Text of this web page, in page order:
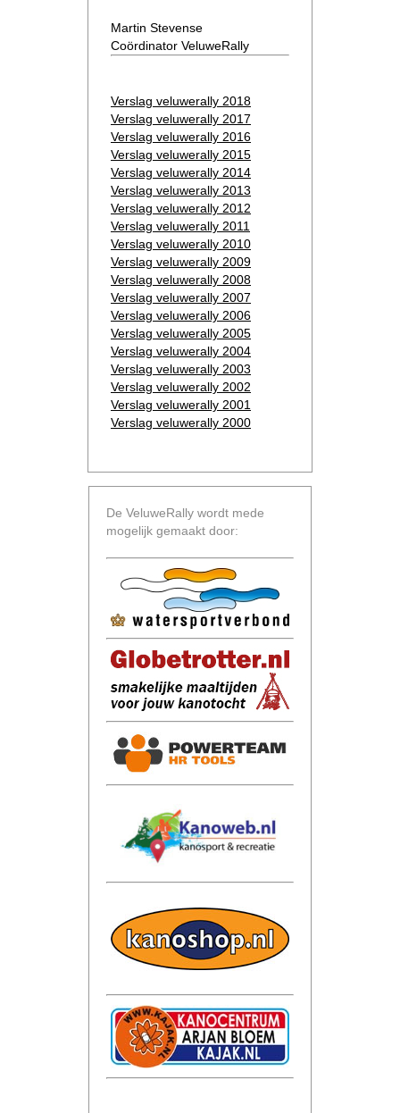
Martin Stevense
Coördinator VeluweRally
Verslag veluwerally 2018
Verslag veluwerally 2017
Verslag veluwerally 2016
Verslag veluwerally 2015
Verslag veluwerally 2014
Verslag veluwerally 2013
Verslag veluwerally 2012
Verslag veluwerally 2011
Verslag veluwerally 2010
Verslag veluwerally 2009
Verslag veluwerally 2008
Verslag veluwerally 2007
Verslag veluwerally 2006
Verslag veluwerally 2005
Verslag veluwerally 2004
Verslag veluwerally 2003
Verslag veluwerally 2002
Verslag veluwerally 2001
Verslag veluwerally 2000
De VeluweRally wordt mede
mogelijk gemaakt door: